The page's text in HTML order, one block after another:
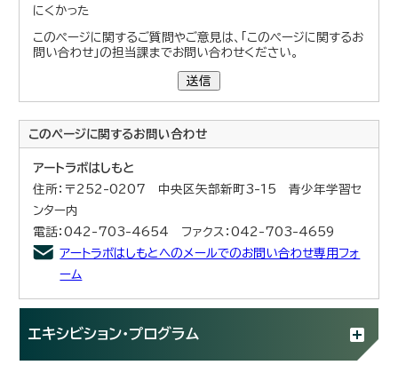
にくかった
このページに関するご質問やご意見は、「このページに関するお
問い合わせ」の担当課までお問い合わせください。
送信
このページに関するお問い合わせ
アートラボはしもと
住所：〒252-0207 中央区矢部新町3-15 青少年学習セ
ンター内
電話：042-703-4654 ファクス：042-703-4659
アートラボはしもとへのメールでのお問い合わせ専用フォ
ーム
エキシビション・プログラム